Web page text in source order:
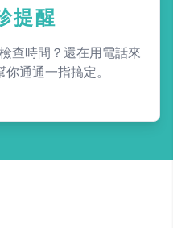
提醒
查時間？還在用電話來
通通一指搞定。